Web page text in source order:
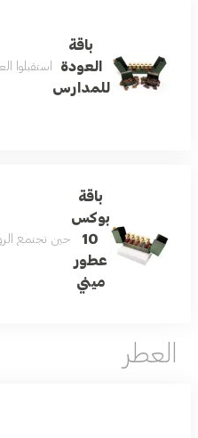
باقة
العودة
للمدارس
استقبلوا العام
باقة
بوكس
10
عطور
ميني
حين تجتمع الروائح الأكثر تميزًا في مجموعة
العطر